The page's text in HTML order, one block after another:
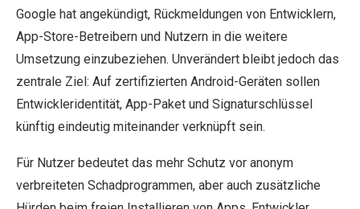
Google hat angekündigt, Rückmeldungen von Entwicklern,
App-Store-Betreibern und Nutzern in die weitere
Umsetzung einzubeziehen. Unverändert bleibt jedoch das
zentrale Ziel: Auf zertifizierten Android-Geräten sollen
Entwickleridentität, App-Paket und Signaturschlüssel
künftig eindeutig miteinander verknüpft sein.
Für Nutzer bedeutet das mehr Schutz vor anonym
verbreiteten Schadprogrammen, aber auch zusätzliche